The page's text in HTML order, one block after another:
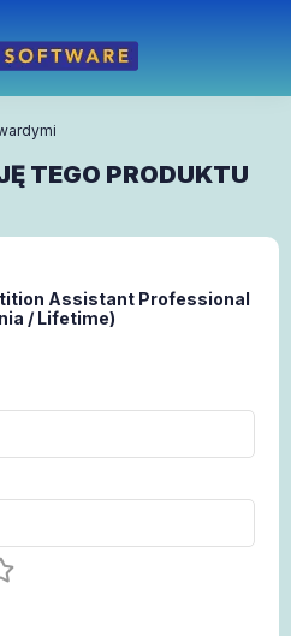
TEGO PRODUKTU
Assistant Professional
/ Lifetime)